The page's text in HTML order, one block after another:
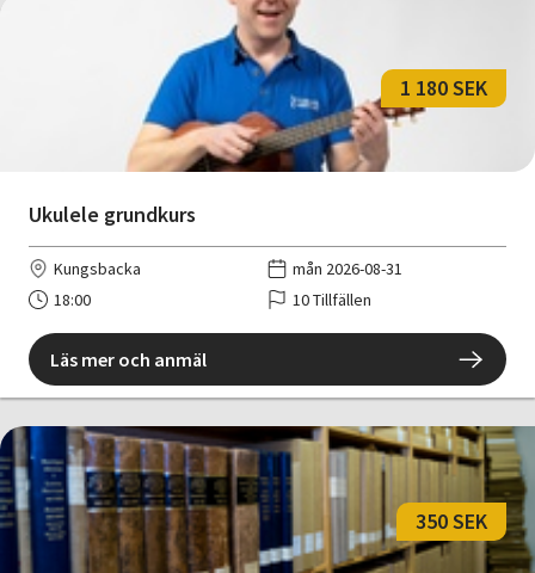
Ukulele grundkurs
1 180 SEK
Kungsbacka
mån 2026-08-31
18:00
10 Tillfällen
Läs mer och anmäl
350 SEK